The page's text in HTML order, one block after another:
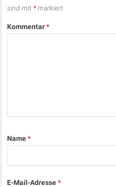
sind mit *markiert
Kommentar*
Name*
E-Mail-Adresse*